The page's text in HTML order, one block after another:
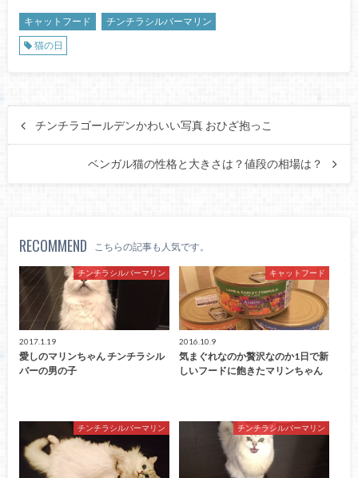
キャットフード
チンチラシルバーマリン
猫の日
チンチラゴールデンかわいい写真 おひざ抱っこ
ベンガル猫の性格と大きさは？値段の相場は？
RECOMMEND こちらの記事も人気です。
チンチラシルバーマリン
2017.1.19
愛しのマリンちゃん チンチラシル
バーの男の子
キャットフード
2016.10.9
気まぐれなのか贅沢なのか1日で新
しいフードに飽きたマリンちゃん
チンチラシルバーマリン チンチラシルバーマリン